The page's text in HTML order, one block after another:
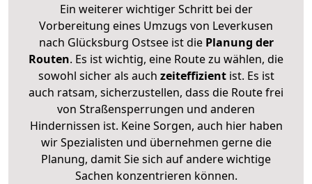
Ein weiterer wichtiger Schritt bei der
Vorbereitung eines Umzugs von Leverkusen
nach Glücksburg Ostsee ist diePlanung der
Routen. Es ist wichtig, eine Route zu wählen, die
sowohl sicher als auch zeiteffizientist. Es ist
auch ratsam, sicherzustellen, dass die Route frei
von Straßensperrungen und anderen
Hindernissen ist. Keine Sorgen, auch hier haben
wir Spezialisten und übernehmen gerne die
Planung, damit Sie sich auf andere wichtige
Sachen konzentrieren können.